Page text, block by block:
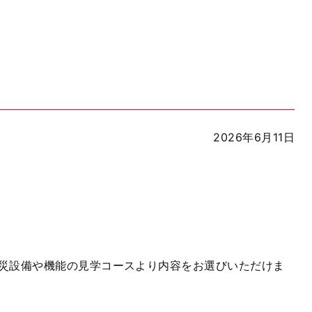
2026年6月11日
備や機能の見学コースより内容をお選びいただけま